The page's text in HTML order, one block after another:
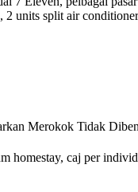
units split air
Merokok Tidak
homestay, caj per